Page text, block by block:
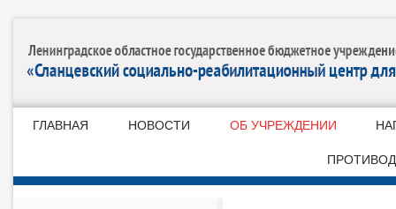
ГЛАВНАЯ НОВОСТИ ОБ УЧРЕЖДЕНИИ